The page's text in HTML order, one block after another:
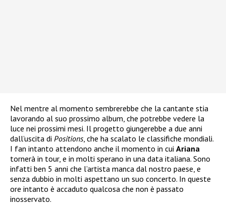
Nel mentre al momento sembrerebbe che la cantante stia
lavorando al suo prossimo album, che potrebbe vedere la
luce nei prossimi mesi. Il progetto giungerebbe a due anni
dall’uscita di Positions, che ha scalato le classifiche mondiali.
I fan intanto attendono anche il momento in cui Ariana
tornerà in tour, e in molti sperano in una data italiana. Sono
infatti ben 5 anni che l’artista manca dal nostro paese, e
senza dubbio in molti aspettano un suo concerto. In queste
ore intanto è accaduto qualcosa che non è passato
inosservato.